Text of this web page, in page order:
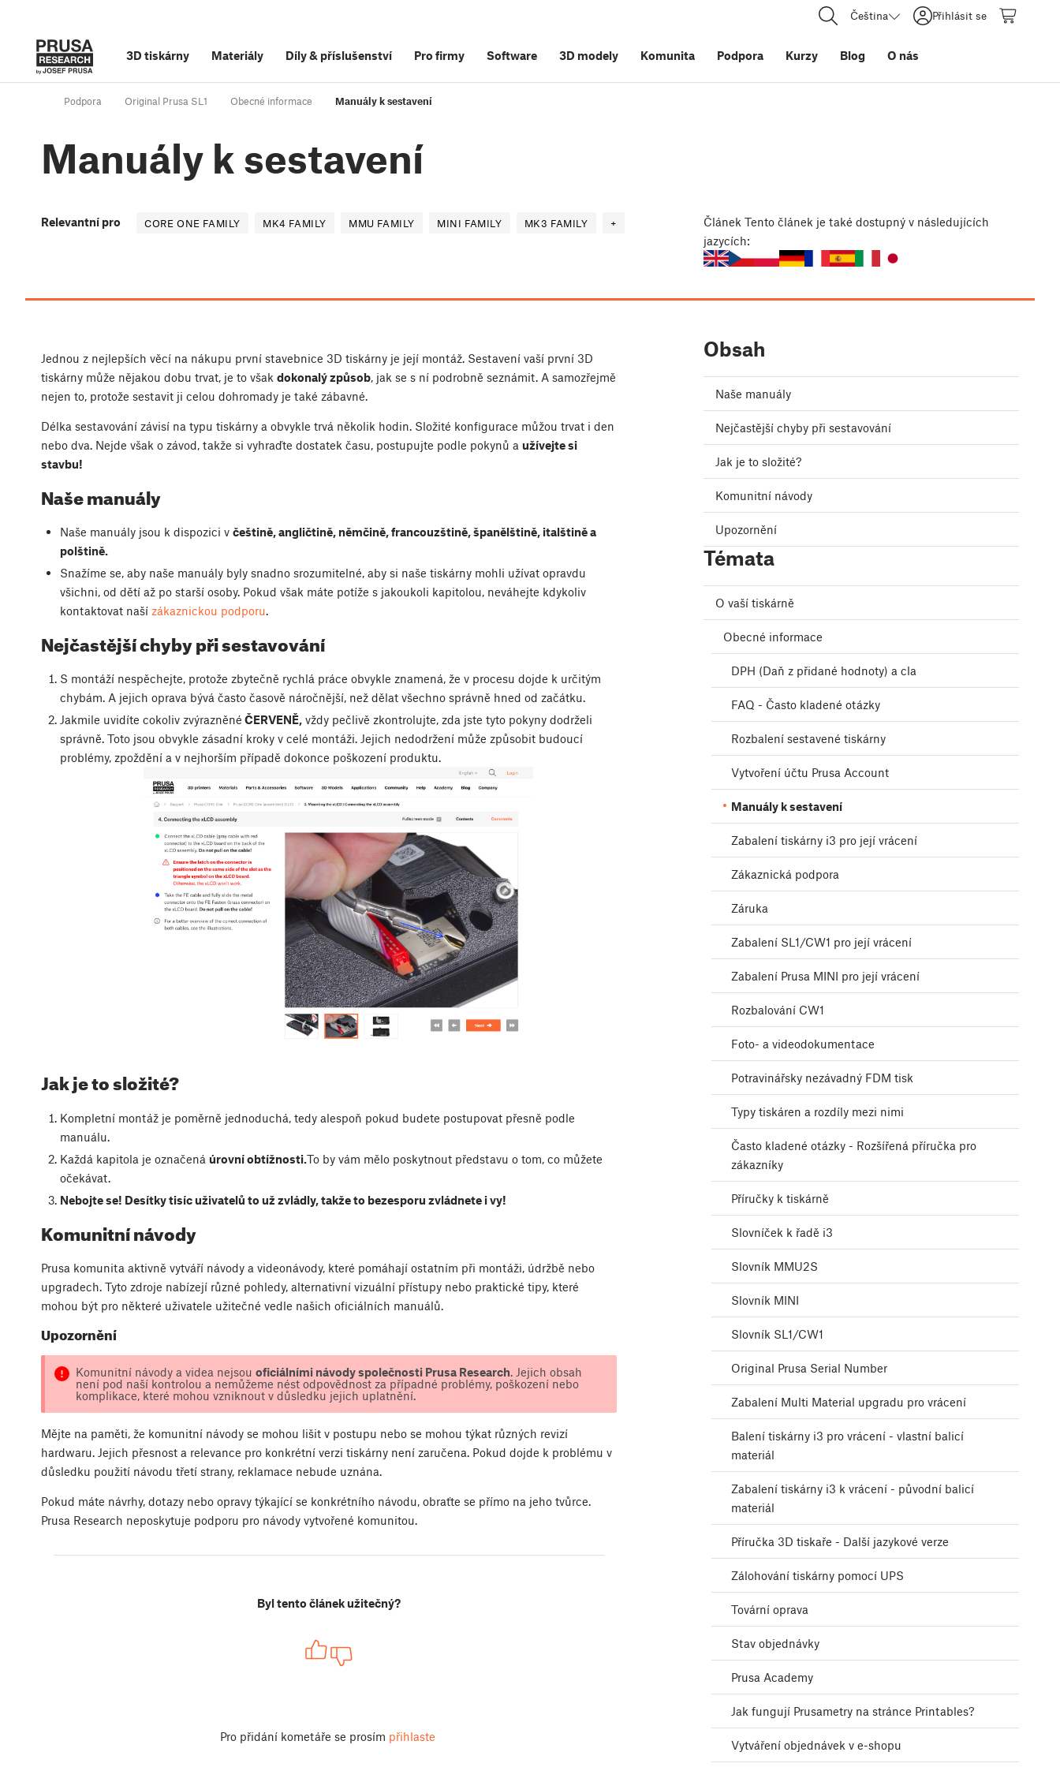
Čeština Přihlásit se
3D tiskárny Materiály Díly& příslušenství Pro firmy Software 3D modely Komunita Podpora Kurzy Blog O nás
Podpora Original Prusa SL1 Obecné informace Manuály k sestavení
Manuály k sestavení
Relevantní pro CORE ONE FAMILY MK4 FAMILY MMU FAMILY MINI FAMILY MK3 FAMILY + Článek Tento článek je také dostupný v následujících
jazycích:
Jednou z nejlepších věcí na nákupu první stavebnice 3D tiskárny je její montáž. Sestavení vaší první 3D
tiskárny může nějakou dobu trvat, je to však dokonalý způsob, jak se s ní podrobně seznámit. A samozřejmě
nejen to, protože sestavit ji celou dohromady je také zábavné.
Délka sestavování závisí na typu tiskárny a obvykle trvá několik hodin. Složité konfigurace můžou trvat i den
nebo dva. Nejde však o závod, takže si vyhraďte dostatek času, postupujte podle pokynů a užívejte si
stavbu!
Naše manuály
Naše manuály jsou k dispozici v češtině, angličtině, němčině, francouzštině, španělštině, italštině a
polštině.
Snažíme se, aby naše manuály byly snadno srozumitelné, aby si naše tiskárny mohli užívat opravdu
všichni, od dětí až po starší osoby. Pokud však máte potíže s jakoukoli kapitolou, neváhejte kdykoliv
kontaktovat naší zákaznickou podporu.
Nejčastější chyby při sestavování
S montáží nespěchejte, protože zbytečně rychlá práce obvykle znamená, že v procesu dojde k určitým
chybám. A jejich oprava bývá často časově náročnější, než dělat všechno správně hned od začátku.
Jakmile uvidíte cokoliv zvýrazněné ČERVENĚ,vždy pečlivě zkontrolujte, zda jste tyto pokyny dodrželi
správně. Toto jsou obvykle zásadní kroky v celé montáži. Jejich nedodržení může způsobit budoucí
problémy, zpoždění a v nejhorším případě dokonce poškození produktu.
Jak je to složité?
Kompletní montáž je poměrně jednoduchá, tedy alespoň pokud budete postupovat přesně podle
manuálu.
Každá kapitola je označená úrovní obtížnosti.To by vám mělo poskytnout představu o tom, co můžete
očekávat.
Nebojte se! Desítky tisíc uživatelů to už zvládly, takže to bezesporu zvládnete i vy!
Komunitní návody
Prusa komunita aktivně vytváří návody a videonávody, které pomáhají ostatním při montáži, údržbě nebo
upgradech. Tyto zdroje nabízejí různé pohledy, alternativní vizuální přístupy nebo praktické tipy, které
mohou být pro některé uživatele užitečné vedle našich oficiálních manuálů.
Upozornění
Komunitní návody a videa nejsou oficiálními návody společnosti Prusa Research. Jejich obsah
není pod naší kontrolou a nemůžeme nést odpovědnost za případné problémy, poškození nebo
komplikace, které mohou vzniknout v důsledku jejich uplatnění.
Mějte na paměti, že komunitní návody se mohou lišit v postupu nebo se mohou týkat různých revizí
hardwaru. Jejich přesnost a relevance pro konkrétní verzi tiskárny není zaručena. Pokud dojde k problému v
důsledku použití návodu třetí strany, reklamace nebude uznána.
Pokud máte návrhy, dotazy nebo opravy týkající se konkrétního návodu, obraťte se přímo na jeho tvůrce.
Prusa Research neposkytuje podporu pro návody vytvořené komunitou.
Byl tento článek užitečný?
Pro přidání kometáře se prosím přihlaste
Obsah
Naše manuály
Nejčastější chyby při sestavování
Jak je to složité?
Komunitní návody
Upozornění
Témata
O vaší tiskárně
Obecné informace
DPH (Daň z přidané hodnoty) a cla
FAQ - Často kladené otázky
Rozbalení sestavené tiskárny
Vytvoření účtu Prusa Account
Manuály k sestavení
Zabalení tiskárny i3 pro její vrácení
Zákaznická podpora
Záruka
Zabalení SL1/CW1 pro její vrácení
Zabalení Prusa MINI pro její vrácení
Rozbalování CW1
Foto- a videodokumentace
Potravinářsky nezávadný FDM tisk
Typy tiskáren a rozdíly mezi nimi
Často kladené otázky - Rozšířená příručka pro
zákazníky
Příručky k tiskárně
Slovníček k řadě i3
Slovník MMU2S
Slovník MINI
Slovník SL1/CW1
Original Prusa Serial Number
Zabalení Multi Material upgradu pro vrácení
Balení tiskárny i3 pro vrácení - vlastní balicí
materiál
Zabalení tiskárny i3 k vrácení - původní balicí
materiál
Příručka 3D tiskaře - Další jazykové verze
Zálohování tiskárny pomocí UPS
Tovární oprava
Stav objednávky
Prusa Academy
Jak fungují Prusametry na stránce Printables?
Vytváření objednávek v e-shopu